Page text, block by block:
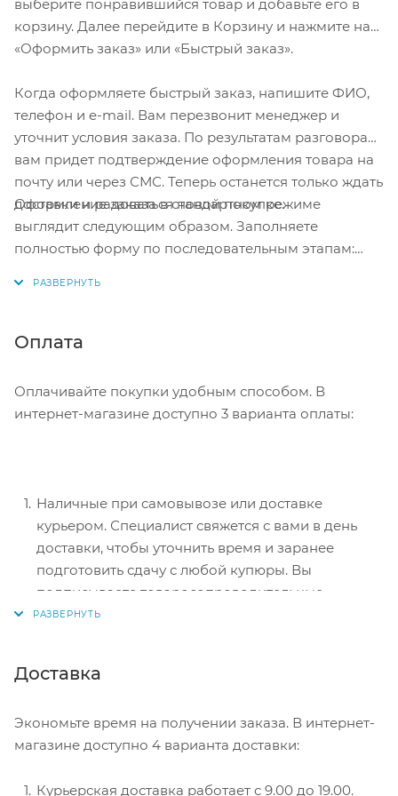
бампер, ремешок.
Гарантия36 месяцев.
выберите понравившийся товар и добавьте его в
корзину. Далее перейдите в Корзину и нажмите на
«Оформить заказ» или «Быстрый заказ».
Когда оформляете быстрый заказ, напишите ФИО,
телефон и e-mail. Вам перезвонит менеджер и
уточнит условия заказа. По результатам разговора
вам придет подтверждение оформления товара на
почту или через СМС. Теперь останется только ждать
доставки и радоваться новой покупке.
Оформление заказа в стандартном режиме
выглядит следующим образом. Заполняете
полностью форму по последовательным этапам:
Нажмите кнопку «Оформить заказ».
Оплата
Оплачивайте покупки удобным способом. В
интернет-магазине доступно 3 варианта оплаты:
Наличные при самовывозе или доставке
курьером. Специалист свяжется с вами в день
доставки, чтобы уточнить время и заранее
подготовить сдачу с любой купюры. Вы
подписываете товаросопроводительные
документы, вносите денежные средства,
Безналичный расчет при самовывозе или
перенаправит вас на сервер системы ASSIST.
Здесь нужно ввести номер карты, срок действия
Доставка
Экономьте время на получении заказа. В интернет-
магазине доступно 4 варианта доставки:
Курьерская доставка работает с 9.00 до 19.00.